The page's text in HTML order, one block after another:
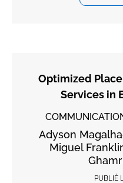
Optimized
Services in
Adyson
Miguel
PUBLIÉ